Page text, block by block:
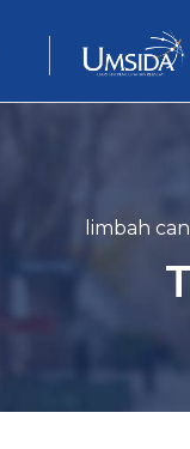
limbah